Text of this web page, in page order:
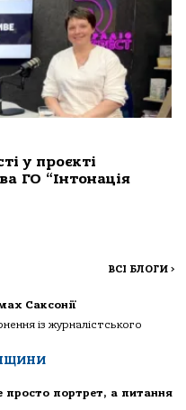
у проєкті
ГО “Інтонація
ВСІ БЛОГИ >
Саксонії
із журналістського
просто портрет, а питання